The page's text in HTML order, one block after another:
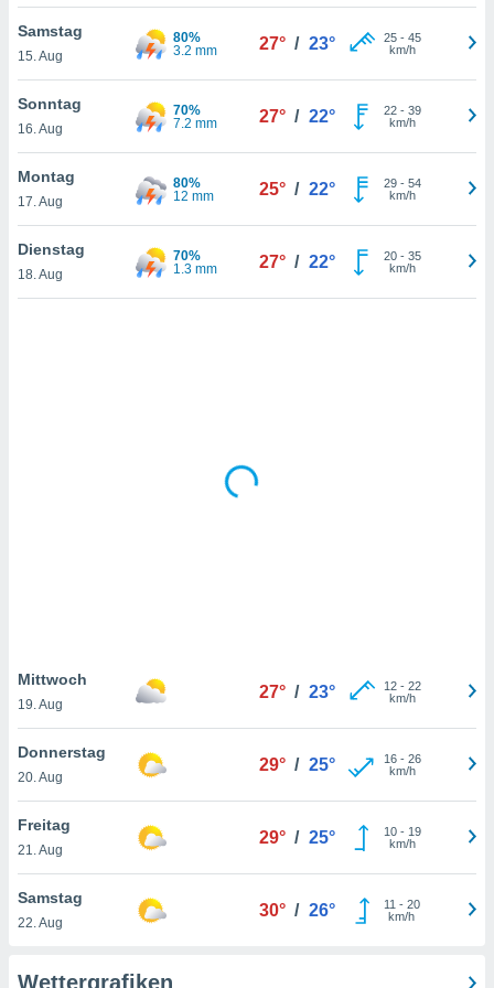
der
weiterhin
nicht
von
und
auf
klicken.
Samstag
15. Aug
80%
3.2 mm
27° / 23° 25- 45
km/h
Sonntag
16. Aug
70%
7.2 mm
27° / 22° 22- 39
km/h
Montag
17. Aug
80%
12 mm
25° / 22° 29- 54
km/h
Dienstag
18. Aug
70%
1.3 mm
27° / 22° 20- 35
km/h
Mittwoch
19. Aug
27° / 23° 12- 22
km/h
Donnerstag
20. Aug
29° / 25° 16- 26
km/h
Freitag
21. Aug
29° / 25° 10- 19
km/h
Samstag
22. Aug
30° / 26° 11 - 20
km/h
Wettergrafiken